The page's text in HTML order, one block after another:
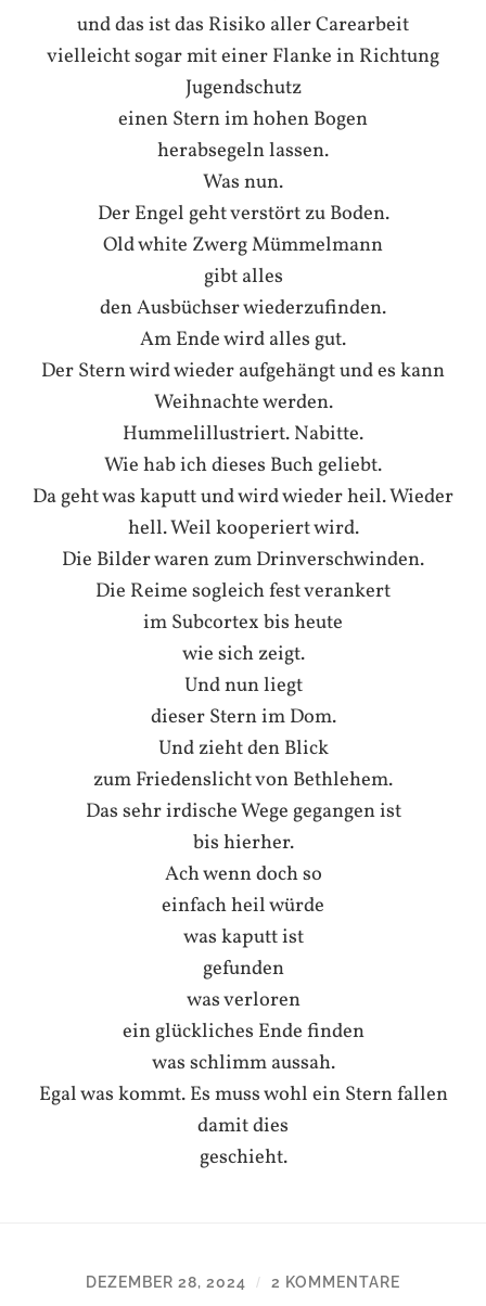
und das ist das Risiko aller Carearbeit
vielleicht sogar mit einer Flanke in Richtung
Jugendschutz
einen Stern im hohen Bogen
herabsegeln lassen.
Was nun.
Der Engel geht verstört zu Boden.
Old white Zwerg Mümmelmann
gibt alles
den Ausbüchser wiederzufinden.
Am Ende wird alles gut.
Der Stern wird wieder aufgehängt und es kann
Weihnachte werden.
Hummelillustriert. Nabitte.
Wie hab ich dieses Buch geliebt.
Da geht was kaputt und wird wieder heil. Wieder
hell. Weil kooperiert wird.
Die Bilder waren zum Drinverschwinden.
Die Reime sogleich fest verankert
im Subcortex bis heute
wie sich zeigt.
Und nun liegt
dieser Stern im Dom.
Und zieht den Blick
zum Friedenslicht von Bethlehem.
Das sehr irdische Wege gegangen ist
bis hierher.
Ach wenn doch so
einfach heil würde
was kaputt ist
gefunden
was verloren
ein glückliches Ende finden
was schlimm aussah.
Egal was kommt. Es muss wohl ein Stern fallen
damit dies
geschieht.
DEZEMBER 28, 2024 / 2 KOMMENTARE